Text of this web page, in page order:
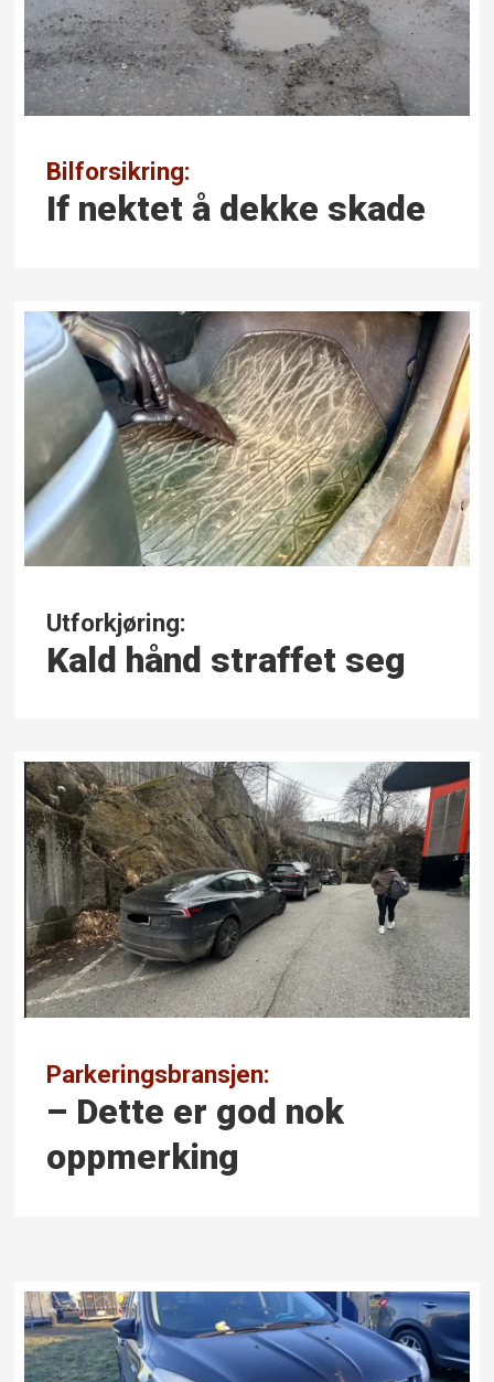
Bilforsikring:
If nektet å dekke skade
Utforkjøring:
Kald hånd straffet seg
Parkeringsbransjen:
– Dette er god nok
oppmerking